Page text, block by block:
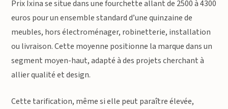
Prix Ixina se situe dans une fourchette allant de 2500 à 4300
euros pour un ensemble standard d’une quinzaine de
meubles, hors électroménager, robinetterie, installation
ou livraison. Cette moyenne positionne la marque dans un
segment moyen-haut, adapté à des projets cherchant à
allier qualité et design.
Cette tarification, même si elle peut paraître élevée,